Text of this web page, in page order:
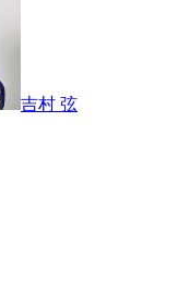
吉村 弦